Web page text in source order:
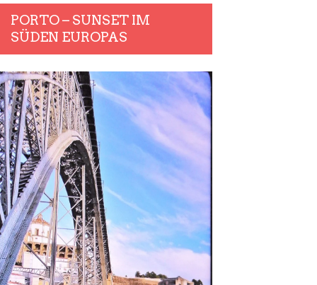
PORTO – SUNSET IM
SÜDEN EUROPAS